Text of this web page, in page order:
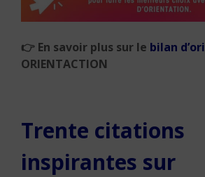
👉 En savoir plus sur le bilan
ORIENTACTION
Trente citations
inspirantes sur